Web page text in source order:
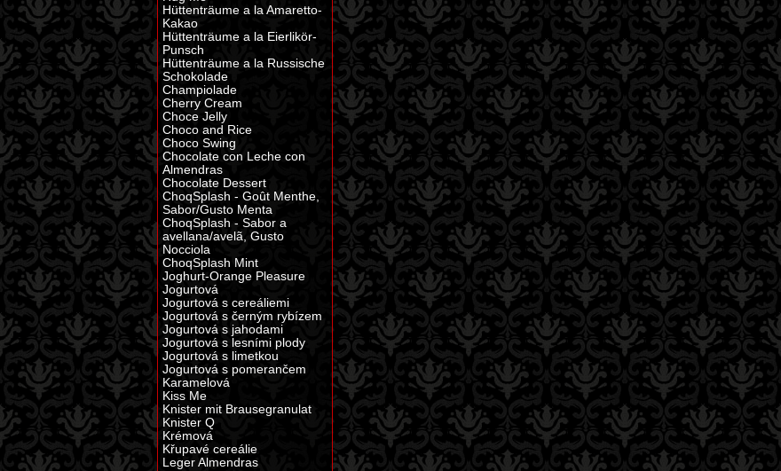
Hüttenträume a la Amaretto-
Kakao
Hüttenträume a la Eierlikör-
Punsch
Hüttenträume a la Russische
Schokolade
Champiolade
Cherry Cream
Choce Jelly
Choco and Rice
Choco Swing
Chocolate con Leche con
Almendras
Chocolate Dessert
ChoqSplash - Goût Menthe,
Sabor/Gusto Menta
ChoqSplash - Sabor a
avellana/avelã, Gusto
Nocciola
ChoqSplash Mint
Joghurt-Orange Pleasure
Jogurtová
Jogurtová s cereáliemi
Jogurtová s černým rybízem
Jogurtová s jahodami
Jogurtová s lesními plody
Jogurtová s limetkou
Jogurtová s pomerančem
Karamelová
Kiss Me
Knister mit Brausegranulat
Knister Q
Krémová
Křupavé cereálie
Leger Almendras